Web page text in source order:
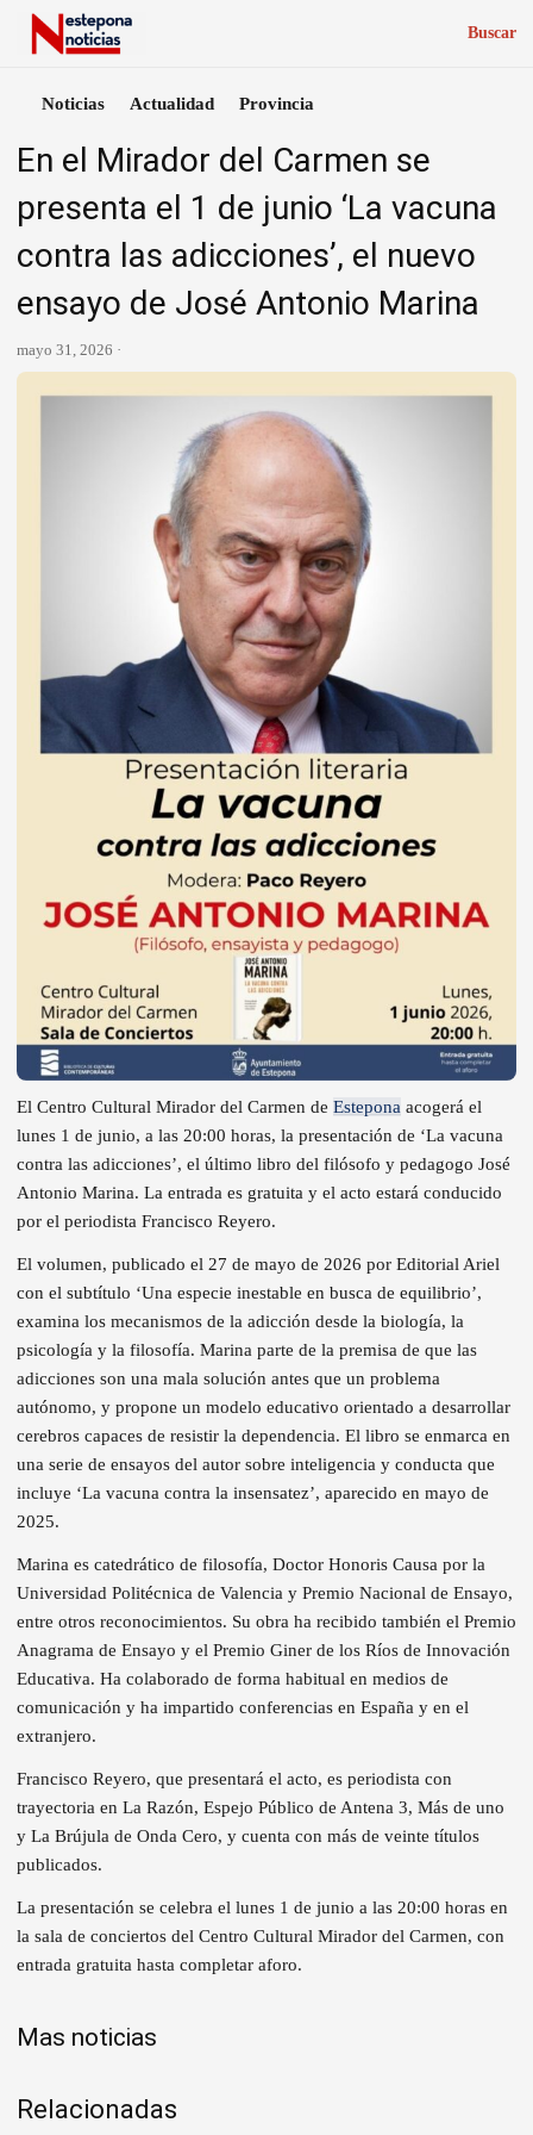
Buscar
Noticias Actualidad Provincia
En el Mirador del Carmen se
presenta el 1 de junio ‘La vacuna
contra las adicciones’, el nuevo
ensayo de José Antonio Marina
mayo 31, 2026 ·
El Centro Cultural Mirador del Carmen de Estepona acogerá el
lunes 1 de junio, a las 20:00 horas, la presentación de ‘La vacuna
contra las adicciones’, el último libro del filósofo y pedagogo José
Antonio Marina. La entrada es gratuita y el acto estará conducido
por el periodista Francisco Reyero.
El volumen, publicado el 27 de mayo de 2026 por Editorial Ariel
con el subtítulo ‘Una especie inestable en busca de equilibrio’,
examina los mecanismos de la adicción desde la biología, la
psicología y la filosofía. Marina parte de la premisa de que las
adicciones son una mala solución antes que un problema
autónomo, y propone un modelo educativo orientado a desarrollar
cerebros capaces de resistir la dependencia. El libro se enmarca en
una serie de ensayos del autor sobre inteligencia y conducta que
incluye ‘La vacuna contra la insensatez’, aparecido en mayo de
2025.
Marina es catedrático de filosofía, Doctor Honoris Causa por la
Universidad Politécnica de Valencia y Premio Nacional de Ensayo,
entre otros reconocimientos. Su obra ha recibido también el Premio
Anagrama de Ensayo y el Premio Giner de los Ríos de Innovación
Educativa. Ha colaborado de forma habitual en medios de
comunicación y ha impartido conferencias en España y en el
extranjero.
Francisco Reyero, que presentará el acto, es periodista con
trayectoria en La Razón, Espejo Público de Antena 3, Más de uno
y La Brújula de Onda Cero, y cuenta con más de veinte títulos
publicados.
La presentación se celebra el lunes 1 de junio a las 20:00 horas en
la sala de conciertos del Centro Cultural Mirador del Carmen, con
entrada gratuita hasta completar aforo.
Mas noticias
Relacionadas